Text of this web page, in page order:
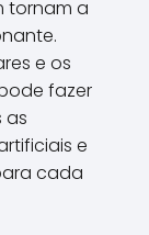
tornam a
e os
fazer
as
e
cada